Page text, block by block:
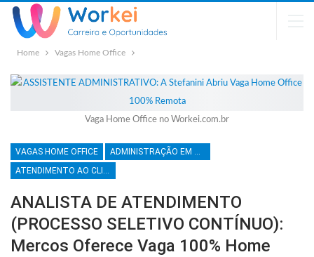
Home Vagas Home Office
Vaga Home Office no Workei.com.br
VAGAS HOME OFFICE
ADMINISTRAÇÃO EM GERAL
ATENDIMENTO AO CLIENTE
ANALISTA DE ATENDIMENTO
(PROCESSO SELETIVO CONTÍNUO):
Mercos Oferece Vaga 100% Home